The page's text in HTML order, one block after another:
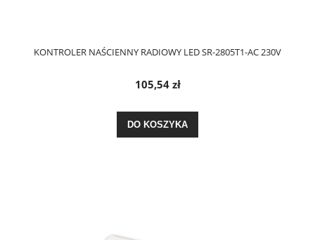
KONTROLER NAŚCIENNY RADIOWY LED SR-2805T1-AC 230V
105,54 zł
DO KOSZYKA